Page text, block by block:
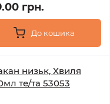
грн.
До кошика
низьк, Хвиля
те/та 53053